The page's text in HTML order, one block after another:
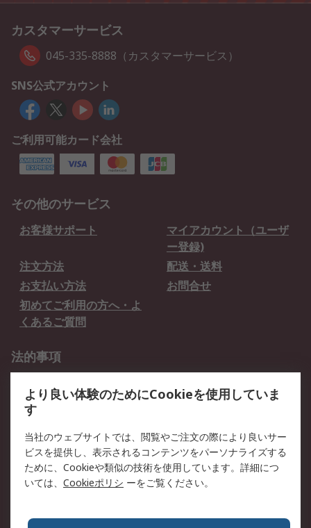
カスタマーサービス
045-335-8888（カスタマーサービス）
SNS公式アカウント
ご利用可能カード会社
その他のサービス
お客様サポート
マイアカウント（ユーザ
ー登録)
注文方法
配送・送料
お支払い方法
お問合せ
初めてご利用の方へ・よ
くあるご質問
法的事項
クッキーポリシー
RSについて
会社概要
採用情報
プレスリリース＆お知ら
コーポレートサイト
全世界のRS RSの歴史
より良い体験のためにCookieを使用していま
す
当社のウェブサイトでは、閲覧やご注文の際により良いサー
ビスを提供し、表示されるコンテンツをパーソナライズする
ために、Cookieや類似の技術を使用しています。詳細につ
いては、 Cookieポリシ ーをご覧ください。